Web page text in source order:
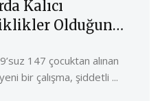
Kalıcı
Olduğunu
147 çocuktan alınan
bir çalışma, şiddetli ...